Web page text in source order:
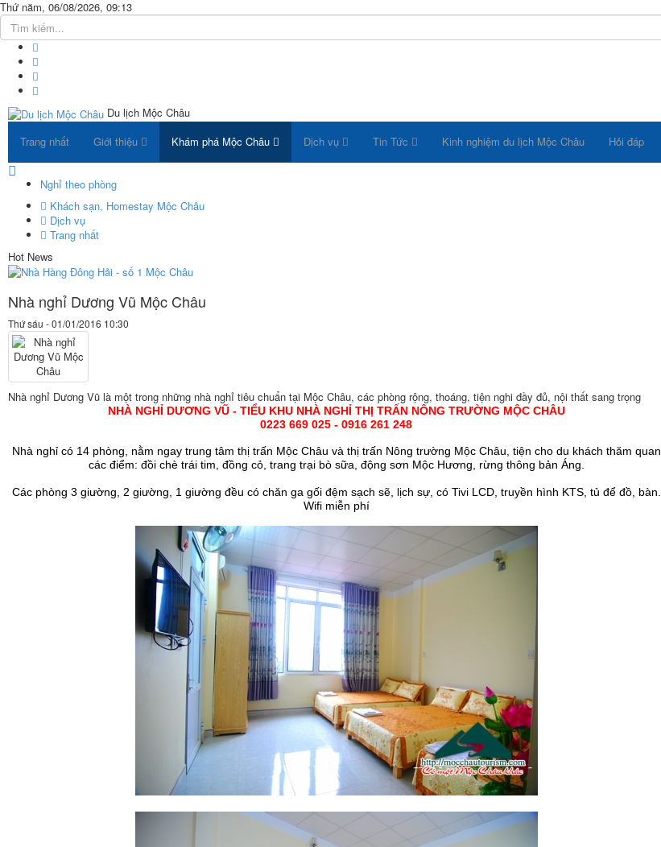
Thứ năm, 06/08/2026, 09:13
Du lịch Mộc Châu
Trang nhất
Giới thiệu Khám phá Mộc Châu Dịch vụ Tin Tức Kinh nghiệm du lịch Mộc Châu Hỏi đáp
Nghỉ theo phòng
Khách sạn, Homestay Mộc Châu
Dịch vụ
Trang nhất
Hot News
Nhà nghỉ Dương Vũ Mộc Châu
Thứ sáu - 01/01/2016 10:30
Nhà nghỉ Dương Vũ là một trong những nhà nghỉ tiêu chuẩn tại Mộc Châu, các phòng rộng, thoáng, tiện nghi đầy đủ, nội thất sang trọng
NHÀ NGHỈ DƯƠNG VŨ - TIỂU KHU NHÀ NGHỈ THỊ TRẤN NÔNG TRƯỜNG MỘC CHÂU
0223 669 025 - 0916 261 248
Nhà nghỉ có 14 phòng, nằm ngay trung tâm thị trấn Mộc Châu và thị trấn Nông trường Mộc Châu, tiện cho du khách thăm quan
các điểm: đồi chè trái tim, đồng cỏ, trang trại bò sữa, động sơn Mộc Hương, rừng thông bản Áng.
Các phòng 3 giường, 2 giường, 1 giường đều có chăn ga gối đệm sạch sẽ, lịch sự, có Tivi LCD, truyền hình KTS, tủ để đồ, bàn.
Wifi miễn phí